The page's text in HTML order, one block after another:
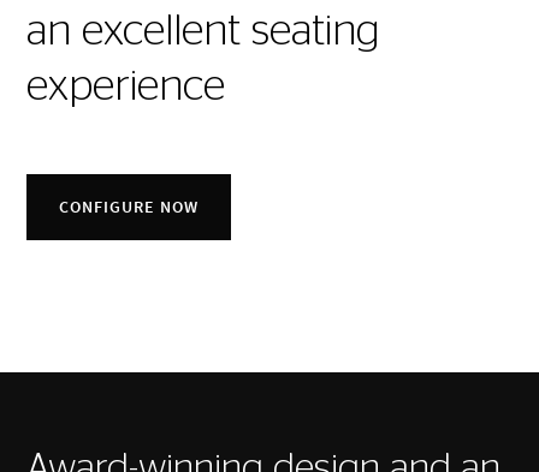
an excellent seating
experience
CONFIGURE NOW